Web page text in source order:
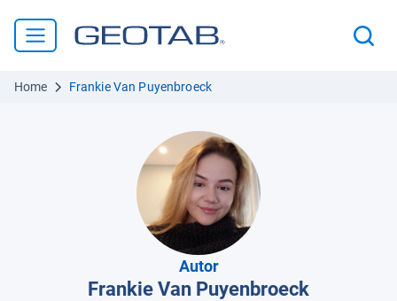
Home Frankie Van Puyenbroeck
Autor
Frankie Van Puyenbroeck